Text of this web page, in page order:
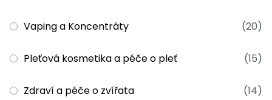
Vaping a Koncentráty (20)
Pleťová kosmetika a péče o pleť (15)
Zdraví a péče o zvířata (14)